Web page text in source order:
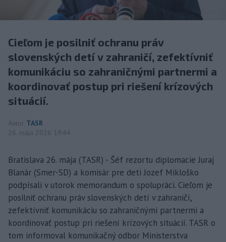
Cieľom je posilniť ochranu práv
slovenských detí v zahraničí, zefektívniť
komunikáciu so zahraničnými partnermi a
koordinovať postup pri riešení krízových
situácií.
Autor TASR
26. mája 2026 19:44
Bratislava 26. mája (TASR) - Šéf rezortu diplomacie Juraj
Blanár (Smer-SD) a komisár pre deti Jozef Mikloško
podpísali v utorok memorandum o spolupráci. Cieľom je
posilniť ochranu práv slovenských detí v zahraničí,
zefektívniť komunikáciu so zahraničnými partnermi a
koordinovať postup pri riešení krízových situácií. TASR o
tom informoval komunikačný odbor Ministerstva